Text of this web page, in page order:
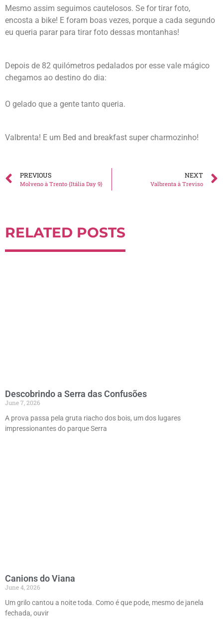
Mesmo assim seguimos cautelosos. Se for tirar foto,
encosta a bike! E foram boas vezes, porque a cada segundo
eu queria parar para tirar foto dessas montanhas!
Depois de 82 quilómetros pedalados por esse vale mágico
chegamos ao destino do dia:
O gelado que a gente tanto queria.
Valbrenta! E um Bed and breakfast super charmozinho!
PREVIOUS
Molveno à Trento {Itália Day 9}
NEXT
Valbrenta à Treviso
RELATED POSTS
Descobrindo a Serra das Confusões
June 7, 2026
A prova passa pela gruta riacho dos bois, um dos lugares
impressionantes do parque Serra
Canions do Viana
June 4, 2026
Um grilo cantou a noite toda. Como é que pode, mesmo de janela
fechada, ouvir